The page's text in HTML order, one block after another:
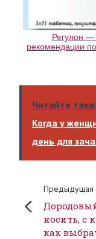
Регулон —
рекомендации
Читайте
Когда у
день для
Предыдущая
носить, с
как